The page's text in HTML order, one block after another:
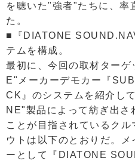
を聴いた"強者"たちに、率
た。
■『DIATONE
テムを構成。
最初に、今回の取材ター
E"メーカーデモカー『
CK』のシステムを紹介し
NE"製品によって紡ぎ出さ
ことが目指されているク
ウトは以下のとおりだ。
ーとして『DIATONE